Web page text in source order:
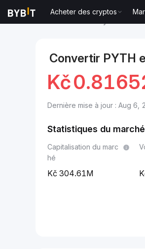
Acheter des cryptos
Convertir PYTH
Kč
Dernière mise à jour : Aug 6,
Statistiques du marché
Capitalisation du marc
hé
304.61M